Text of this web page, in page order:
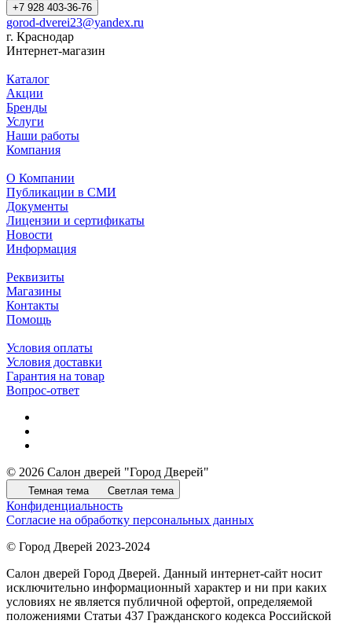
+7 928 403-36-76
gorod-dverei23@yandex.ru
г. Краснодар
Интернет-магазин
Каталог
Акции
Бренды
Услуги
Наши работы
Компания
О Компании
Публикации в СМИ
Документы
Лицензии и сертификаты
Новости
Информация
Реквизиты
Магазины
Контакты
Помощь
Условия оплаты
Условия доставки
Гарантия на товар
Вопрос-ответ
© 2026 Салон дверей "Город Дверей"
Темная тема Светлая тема
Конфиденциальность
Согласие на обработку персональных данных
© Город Дверей 2023-2024
Салон дверей Город Дверей. Данный интернет-сайт носит
исключительно информационный характер и ни при каких
условиях не является публичной офертой, определяемой
положениями Статьи 437 Гражданского кодекса Российской